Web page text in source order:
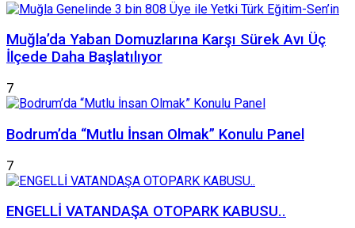
Muğla’da Yaban Domuzlarına Karşı Sürek Avı Üç
İlçede Daha Başlatılıyor
7
Bodrum’da “Mutlu İnsan Olmak” Konulu Panel
7
ENGELLİ VATANDAŞA OTOPARK KABUSU..